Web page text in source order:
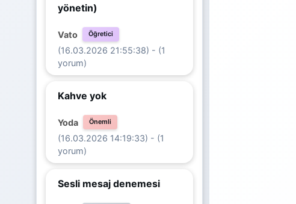
yönetin)
Vato Öğretici
(16.03.2026 21:55:38) - (1
yorum)
Kahve yok
Yoda Önemli
(16.03.2026 14:19:33) - (1
yorum)
Sesli mesaj denemesi